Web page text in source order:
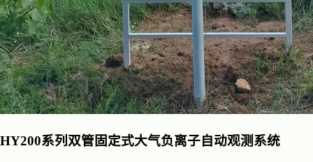
HY200系列双管固定式大气负离子自动观测系统